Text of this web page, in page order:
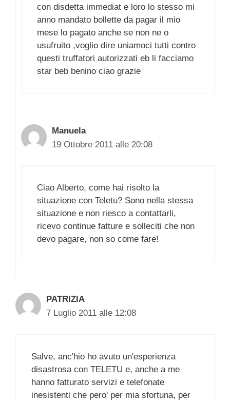
con disdetta immediat e loro lo stesso mi
anno mandato bollette da pagar il mio
mese lo pagato anche se non ne o
usufruito ,voglio dire uniamoci tutti contro
questi truffatori autorizzati eb li facciamo
star beb benino ciao grazie
Manuela
19 Ottobre 2011 alle 20:08
Ciao Alberto, come hai risolto la
situazione con Teletu? Sono nella stessa
situazione e non riesco a contattarli,
ricevo continue fatture e solleciti che non
devo pagare, non so come fare!
PATRIZIA
7 Luglio 2011 alle 12:08
Salve, anc'hio ho avuto un'esperienza
disastrosa con TELETU e, anche a me
hanno fatturato servizi e telefonate
inesistenti che pero' per mia sfortuna, per